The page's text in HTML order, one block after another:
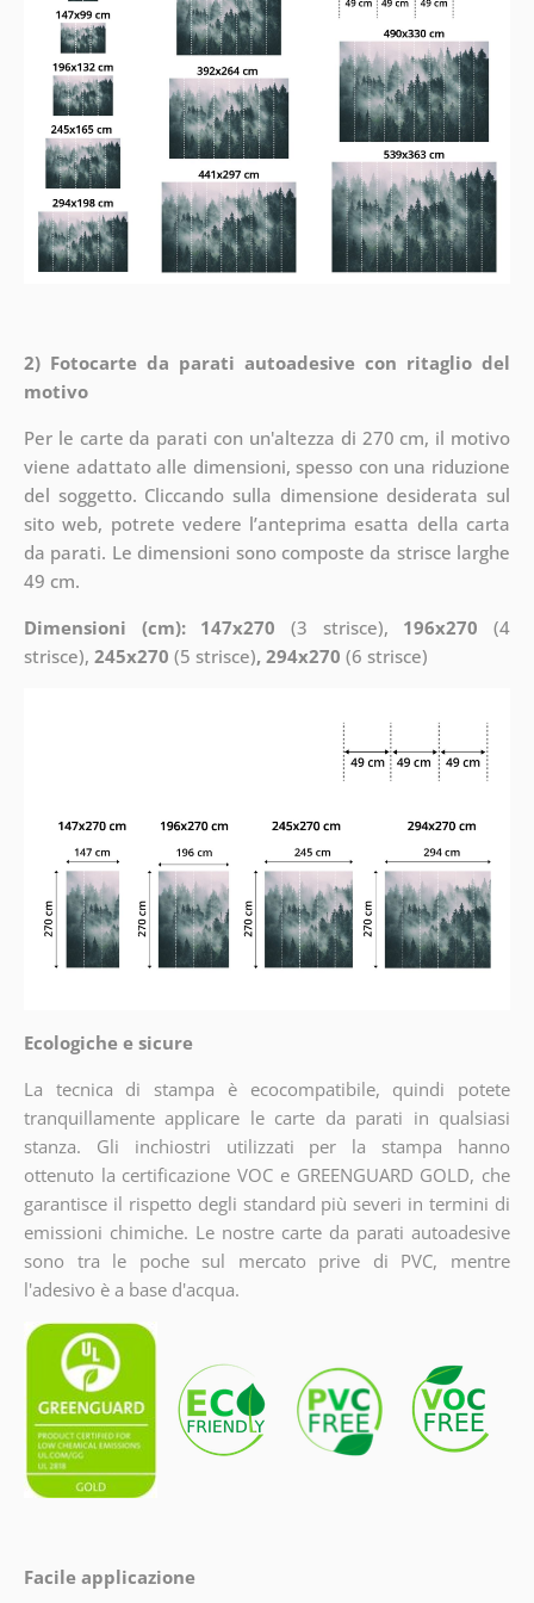
2) Fotocarte da parati autoadesive con ritaglio del
motivo
Per le carte da parati con un'altezza di 270 cm, il motivo
viene adattato alle dimensioni, spesso con una riduzione
del soggetto. Cliccando sulla dimensione desiderata sul
sito web, potrete vedere l’anteprima esatta della carta
da parati. Le dimensioni sono composte da strisce larghe
49 cm.
Dimensioni (cm): 147x270 (3 strisce), 196x270 (4
strisce), 245x270 (5 strisce), 294x270 (6 strisce)
Ecologiche e sicure
La tecnica di stampa è ecocompatibile, quindi potete
tranquillamente applicare le carte da parati in qualsiasi
stanza. Gli inchiostri utilizzati per la stampa hanno
ottenuto la certificazione VOC e GREENGUARD GOLD, che
garantisce il rispetto degli standard più severi in termini di
emissioni chimiche. Le nostre carte da parati autoadesive
sono tra le poche sul mercato prive di PVC, mentre
l'adesivo è a base d'acqua.
Facile applicazione